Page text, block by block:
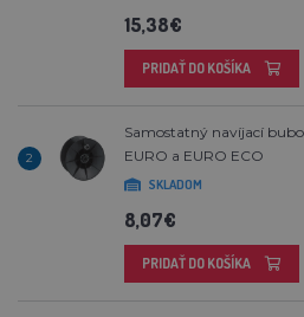
15,38€
PRIDAŤ DO KOŠÍKA
2
Samostatný navíjací
EURO a EURO ECO
SKLADOM
8,07€
PRIDAŤ DO KOŠÍKA